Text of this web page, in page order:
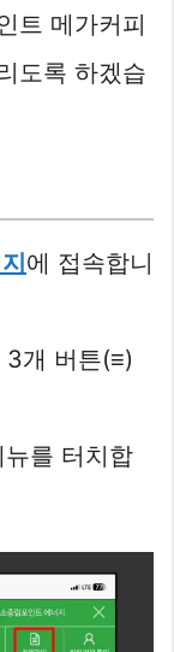
트 메가커피
도록 하겠습
에 접속합니
3개 버튼(≡)
를 터치합